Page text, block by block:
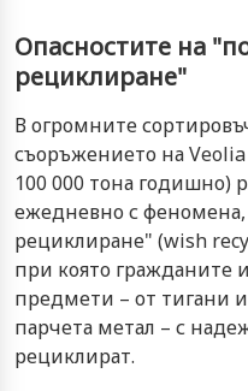
Опасностите на
рециклиране"
В огромните
съоръжението на
100 000 тона годишно)
ежедневно с
рециклиране" (wish
при която гражданите
предмети – от тигани
парчета метал – с
рециклират.